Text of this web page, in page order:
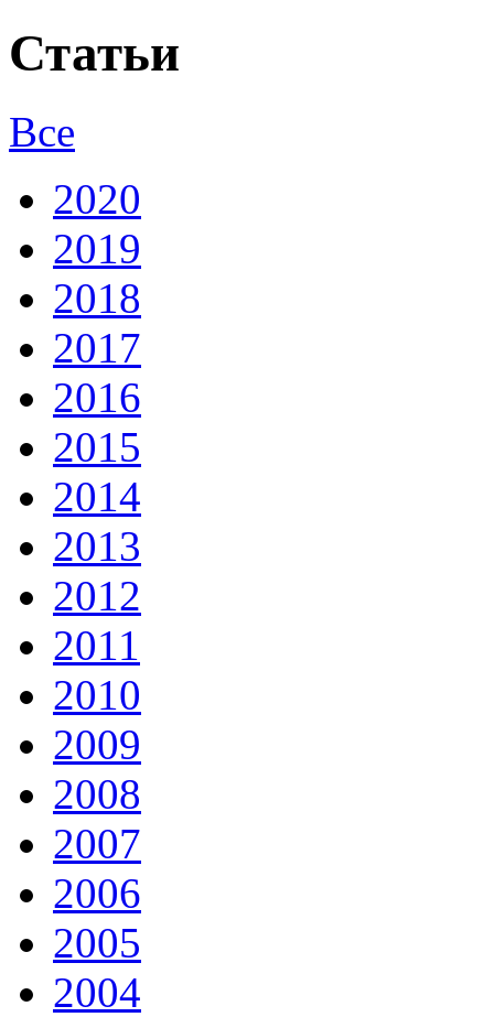
Статьи
Все
2020
2019
2018
2017
2016
2015
2014
2013
2012
2011
2010
2009
2008
2007
2006
2005
2004